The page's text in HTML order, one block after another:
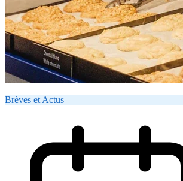
Brèves et Actus